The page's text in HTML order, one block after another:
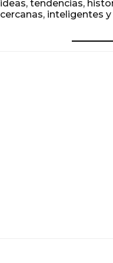
ideas, tendencias,
cercanas, inteligentes